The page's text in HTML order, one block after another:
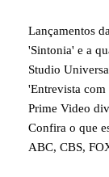
Lançamentos
'Sintonia' e a
Studio
'Entrevista com
Prime Video
Confira o que
ABC, CBS,